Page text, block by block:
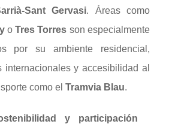
Sant Gervasi. Áreas como
oTres Torres son especialmente
por su ambiente residencial,
internacionales y accesibilidad al
como el Tramvia Blau.
y participación